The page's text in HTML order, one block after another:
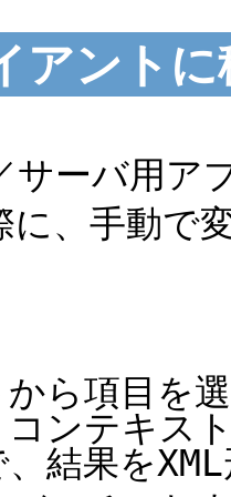
アントに
サーバ用ア
に、手動で
ら項目を
ンテキス
結果を